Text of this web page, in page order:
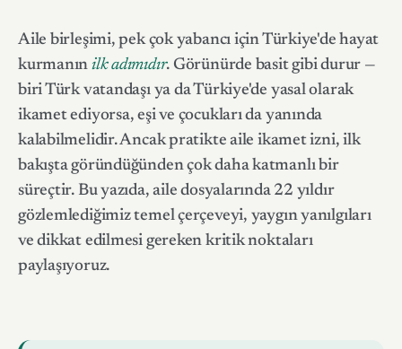
Aile birleşimi, pek çok yabancı için Türkiye'de hayat
kurmanınilk adımıdır. Görünürde basit gibi durur —
biri Türk vatandaşı ya da Türkiye'de yasal olarak
ikamet ediyorsa, eşi ve çocukları da yanında
kalabilmelidir. Ancak pratikte aile ikamet izni, ilk
bakışta göründüğünden çok daha katmanlı bir
süreçtir. Bu yazıda, aile dosyalarında 22 yıldır
gözlemlediğimiz temel çerçeveyi, yaygın yanılgıları
ve dikkat edilmesi gereken kritik noktaları
paylaşıyoruz.